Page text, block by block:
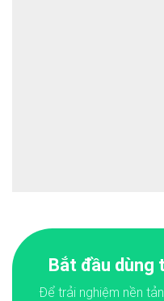
Bắt đầu dùng
Để trải nghiệm nền